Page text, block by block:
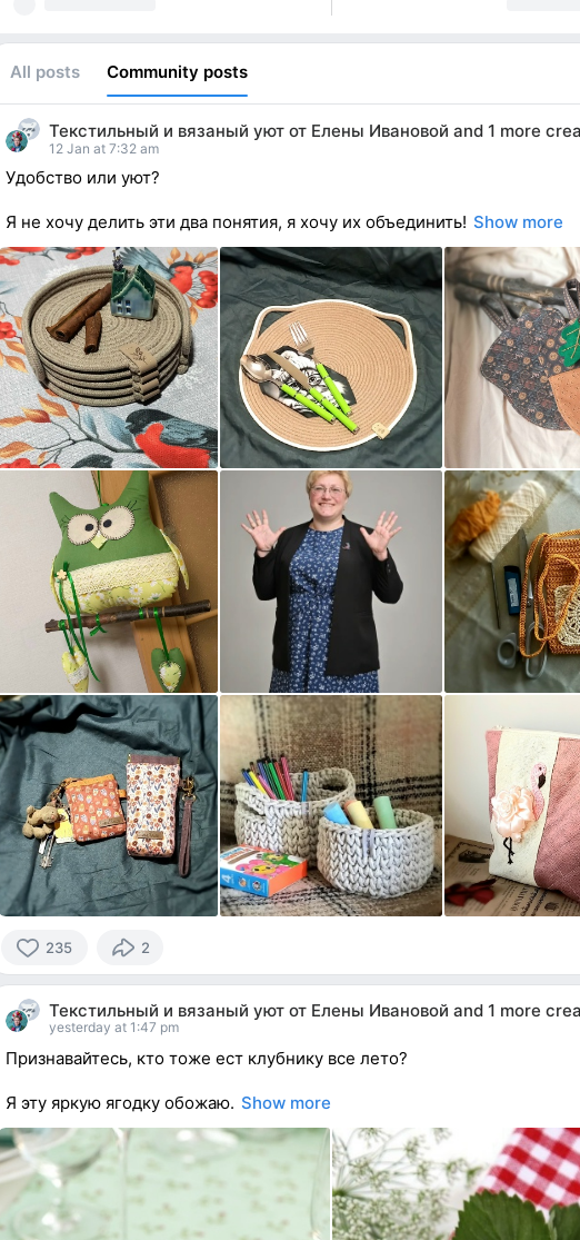
All posts Community posts
Текстильный и вязаный уют от Елены Ивановой and 1 more
post pinned
12 Jan at 7:32 am
Удобство или уют?
Я не хочу делить эти два понятия, я хочу их объединить! Show more
235
235
reacted
2
Текстильный и вязаный уют от Елены Ивановой and 1 more
yesterday at 1:47 pm
Признавайтесь, кто тоже ест клубнику все лето?
Я эту яркую ягодку обожаю. Show more